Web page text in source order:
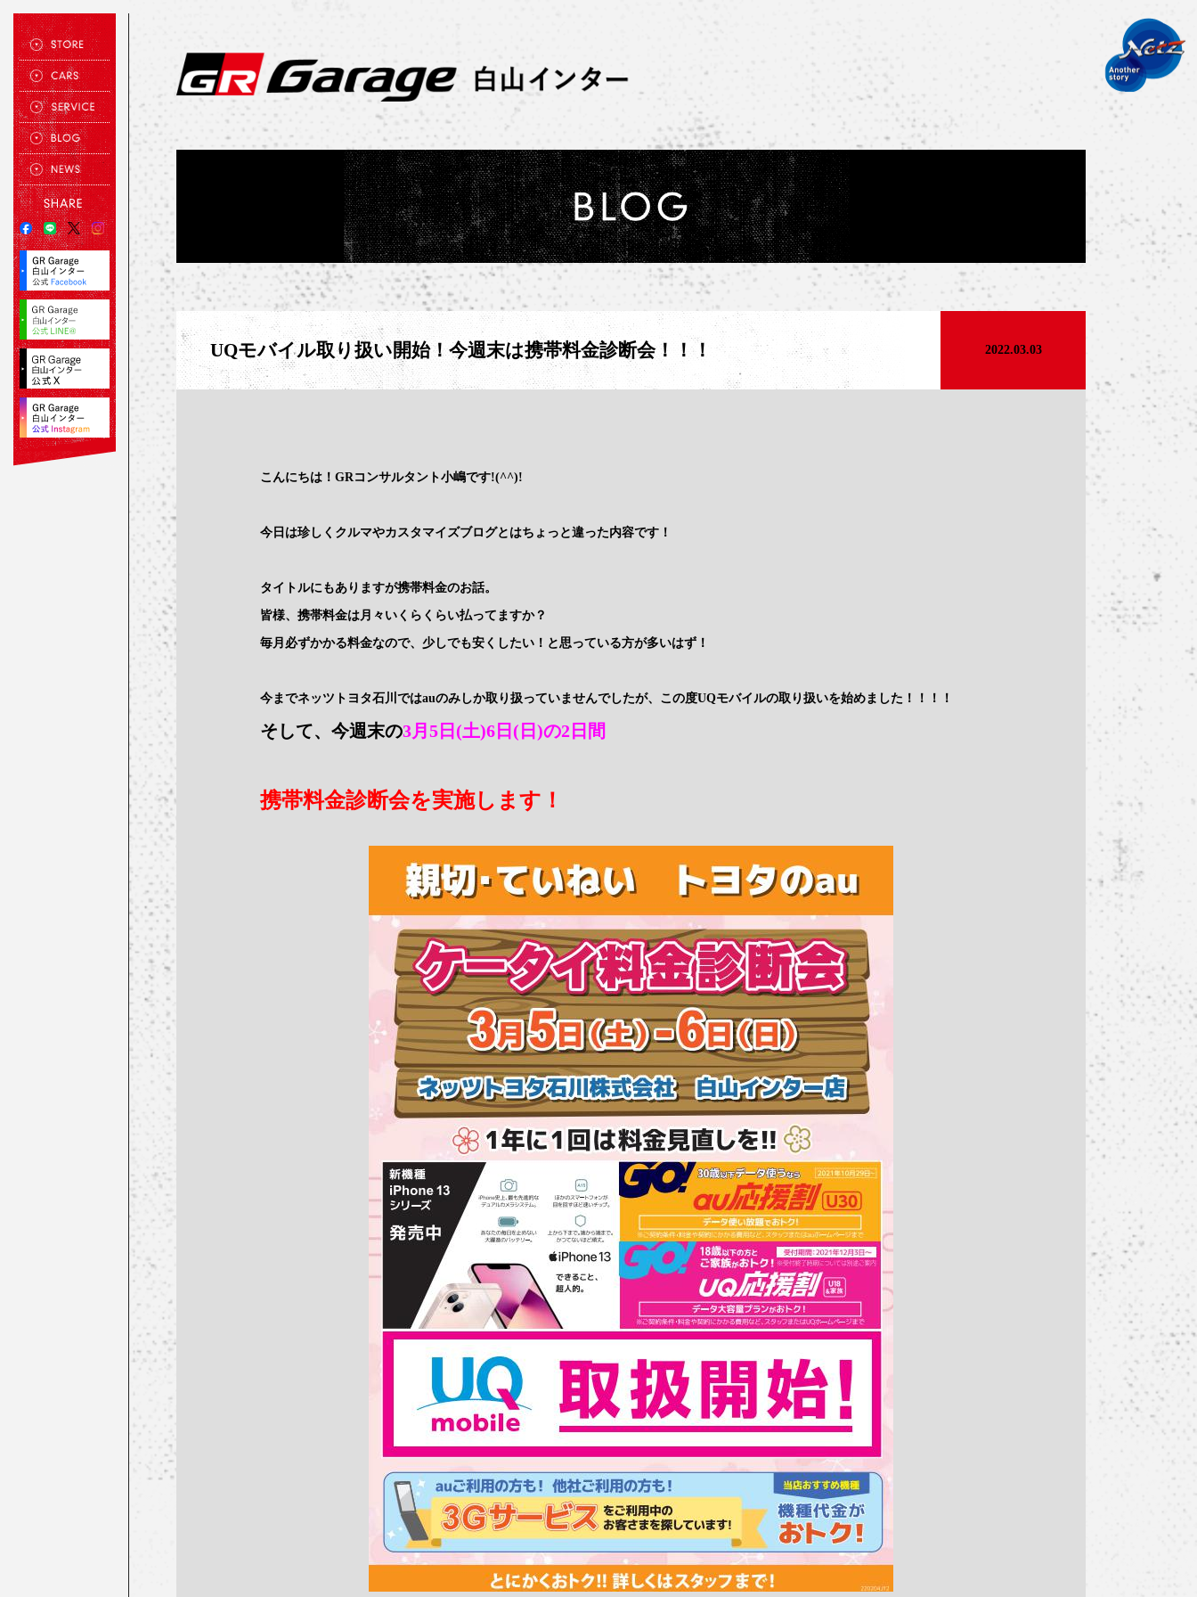
UQモバイル取り扱い開始！今週末は携帯料金診断会！！！ 2022.03.03
こんにちは！GRコンサルタント小嶋です!(^^)!
今日は珍しくクルマやカスタマイズブログとはちょっと違った内容です！
タイトルにもありますが携帯料金のお話。
皆様、携帯料金は月々いくらくらい払ってますか？
毎月必ずかかる料金なので、少しでも安くしたい！と思っている方が多いはず！
今までネッツトヨタ石川ではauのみしか取り扱っていませんでしたが、この度UQモバイルの取り扱いを始めました！！！！
そして、今週末の3月5日(土)6日(日)の2日間
携帯料金診断会を実施します！